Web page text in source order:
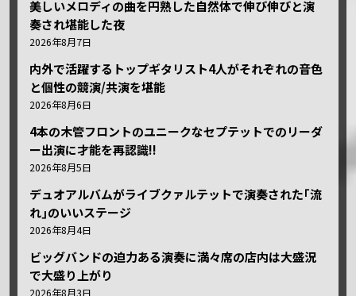
美しいメロディの曲を円熟した自然体で伸び伸びと演
奏され堪能した夜
2026年8月7日
内外で活躍するトップギタリスト4人がそれぞれの音色
と個性の競演/共演を堪能
2026年8月6日
4本の木管フロントのユニークなセプテットでのリーダ
ー出演に才能を再認識!!
2026年8月5日
デュオアルバムがライブクァルテットで演奏された｢流
れ｣のいいステージ
2026年8月4日
ビッグバンドの迫力ある演奏に満々席の店内は大盛況
で大盛り上がり
2026年8月3日